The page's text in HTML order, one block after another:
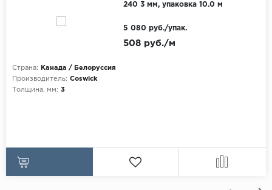
240 3 мм, упаковка 10.0 м
Страна:
Канада / Белоруссия
Производитель: Coswick
Толщина, мм: 3
508 руб./м
5 080 руб./упак.